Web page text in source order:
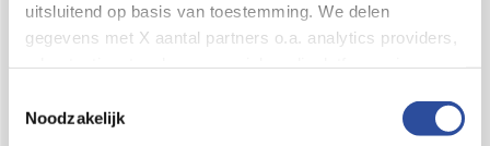
uitsluitend op basis van toestemming. We delen
gegevens met X aantal partners o.a. analytics providers,
en de bewaartermijnen per categorie. Je kunt je keuze op
Noodzakelijk
VolgDAop: